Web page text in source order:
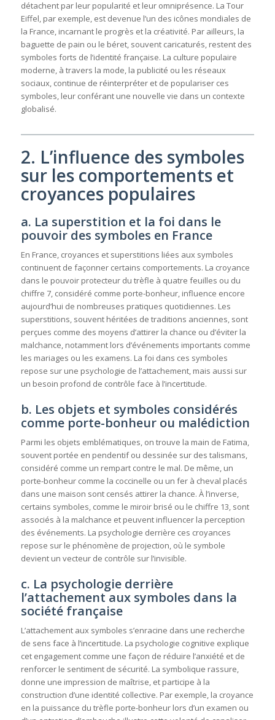
détachent par leur popularité et leur omniprésence. La Tour
Eiffel, par exemple, est devenue l’un des icônes mondiales de
la France, incarnant le progrès et la créativité. Par ailleurs, la
baguette de pain ou le béret, souvent caricaturés, restent des
symboles forts de l’identité française. La culture populaire
moderne, à travers la mode, la publicité ou les réseaux
sociaux, continue de réinterpréter et de populariser ces
symboles, leur conférant une nouvelle vie dans un contexte
globalisé.
2. L’influence des symboles
sur les comportements et
croyances populaires
a. La superstition et la foi dans le
pouvoir des symboles en France
En France, croyances et superstitions liées aux symboles
continuent de façonner certains comportements. La croyance
dans le pouvoir protecteur du trèfle à quatre feuilles ou du
chiffre 7, considéré comme porte-bonheur, influence encore
aujourd’hui de nombreuses pratiques quotidiennes. Les
superstitions, souvent héritées de traditions anciennes, sont
perçues comme des moyens d’attirer la chance ou d’éviter la
malchance, notamment lors d’événements importants comme
les mariages ou les examens. La foi dans ces symboles
repose sur une psychologie de l’attachement, mais aussi sur
un besoin profond de contrôle face à l’incertitude.
b. Les objets et symboles considérés
comme porte-bonheur ou malédiction
Parmi les objets emblématiques, on trouve la main de Fatima,
souvent portée en pendentif ou dessinée sur des talismans,
considéré comme un rempart contre le mal. De même, un
porte-bonheur comme la coccinelle ou un fer à cheval placés
dans une maison sont censés attirer la chance. À l’inverse,
certains symboles, comme le miroir brisé ou le chiffre 13, sont
associés à la malchance et peuvent influencer la perception
des événements. La psychologie derrière ces croyances
repose sur le phénomène de projection, où le symbole
devient un vecteur de contrôle sur l’invisible.
c. La psychologie derrière
l’attachement aux symboles dans la
société française
L’attachement aux symboles s’enracine dans une recherche
de sens face à l’incertitude. La psychologie cognitive explique
cet engagement comme une façon de réduire l’anxiété et de
renforcer le sentiment de sécurité. La symbolique rassure,
donne une impression de maîtrise, et participe à la
construction d’une identité collective. Par exemple, la croyance
en la puissance du trèfle porte-bonheur lors d’un examen ou